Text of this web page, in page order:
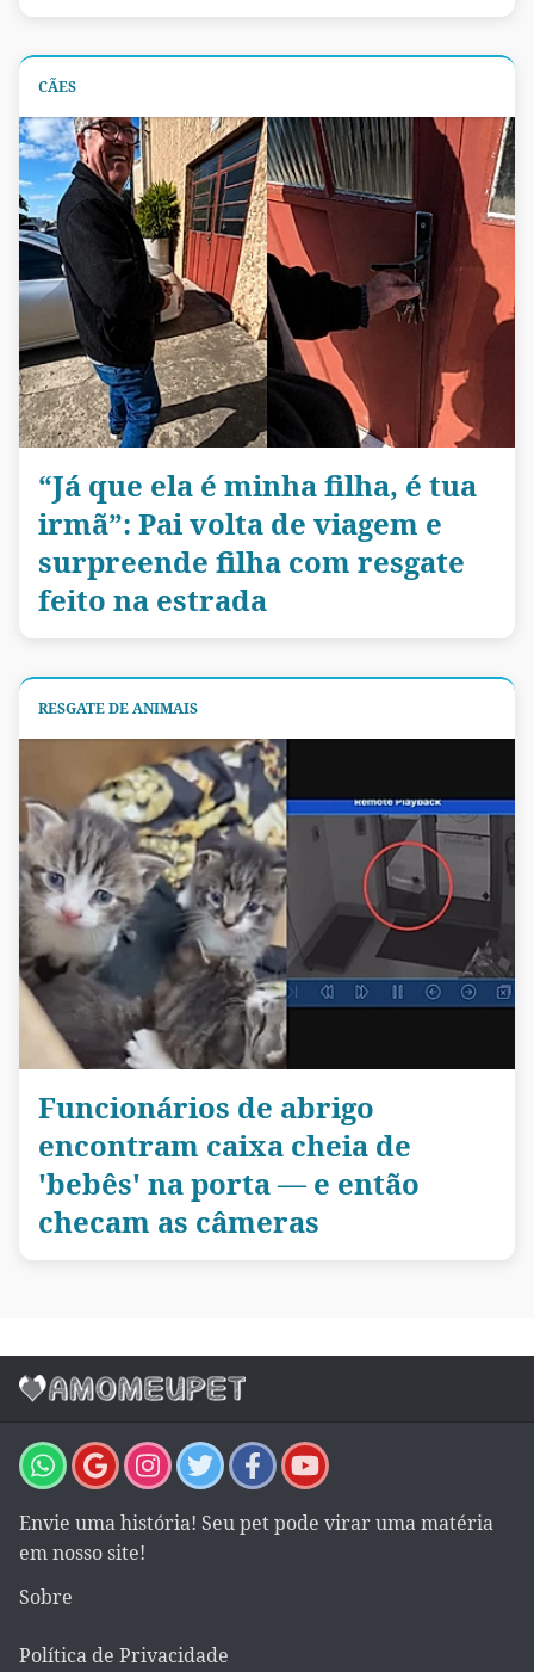
CÃES
“Já que ela é minha filha, é tua
irmã”: Pai volta de viagem e
surpreende filha com resgate
feito na estrada
RESGATE DE ANIMAIS
Funcionários de abrigo
encontram caixa cheia de
'bebês' na porta — e então
checam as câmeras
Envie uma história! Seu pet pode virar uma matéria
em nosso site!
Sobre
Política de Privacidade